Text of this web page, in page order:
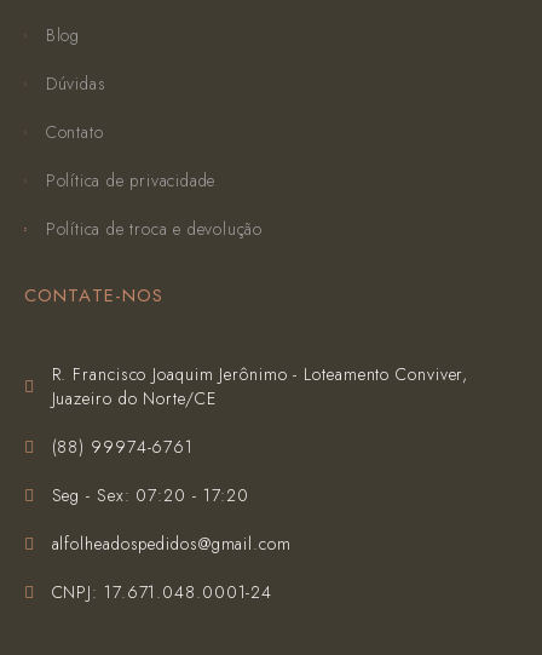
Blog
Dúvidas
Contato
Política de privacidade
Política de troca e devolução
CONTATE-NOS
R. Francisco Joaquim Jerônimo - Loteamento Conviver,
Juazeiro do Norte/CE
(‪88) 99974-6761‬
Seg - Sex: 07:20 - 17:20
alfolheadospedidos@gmail.com
CNPJ: 17.671.048.0001-24